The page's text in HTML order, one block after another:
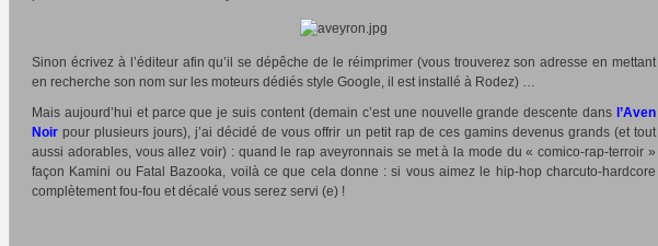
Sinon écrivez à l’éditeur afin qu’il se dépêche de le réimprimer (vous trouverez son adresse en mettant
en recherche son nom sur les moteurs dédiés style Google, il est installé à Rodez) …
Mais aujourd’hui et parce que je suis content (demain c’est une nouvelle grande descente dans l’Aven
Noir pour plusieurs jours), j’ai décidé de vous offrir un petit rap de ces gamins devenus grands (et tout
aussi adorables, vous allez voir) : quand le rap aveyronnais se met à la mode du « comico-rap-terroir »
façon Kamini ou Fatal Bazooka, voilà ce que cela donne : si vous aimez le hip-hop charcuto-hardcore
complètement fou-fou et décalé vous serez servi (e) !